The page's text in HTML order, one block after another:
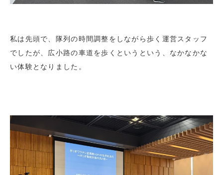
私は先頭で、隊列の時間調整をしながら歩く運営スタッフ
でしたが、広小路の車道を歩くというという、なかなかな
い体験となりました。